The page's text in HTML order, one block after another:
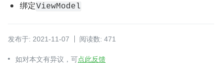
绑定ViewModel
发布于: 2021-11-07 阅读数: 471
如对本文有异议，可点此反馈